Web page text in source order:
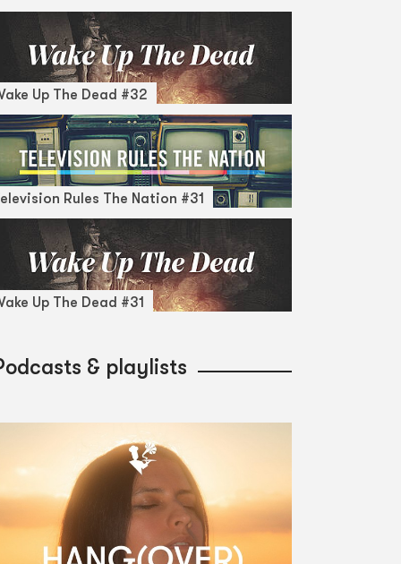
Up The Dead #32
Rules The Nation #31
Up The Dead #31
& playlists